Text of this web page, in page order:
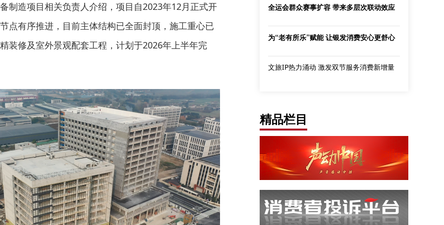
制造项目相关负责人介绍，项目自2023年12月正式开
点有序推进，目前主体结构已全面封顶，施工重心已
装修及室外景观配套工程，计划于2026年上半年完
全运会群众赛事扩容 带来多层次联动效应
为“老有所乐”赋能 让银发消费安心更舒心
文旅IP热力涌动 激发双节服务消费新增量
精品栏目